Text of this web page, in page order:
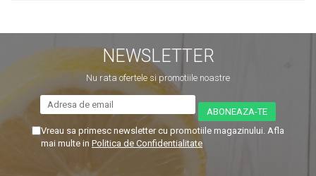
NEWSLETTER
Nu rata ofertele si promotiile noastre
Vreau sa primesc newsletter cu promotiile magazinului. Afla
mai multe in Politica de Confidentialitate